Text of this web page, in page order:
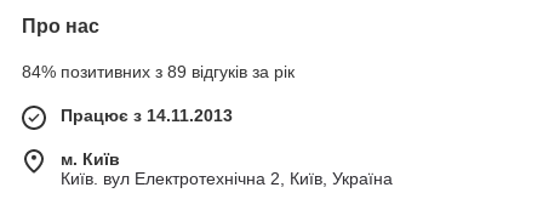
Про нас
84% позитивних з 89 відгуків за рік
Працює з 14.11.2013
м. Київ
Київ. вул Електротехнічна 2, Київ, Україна